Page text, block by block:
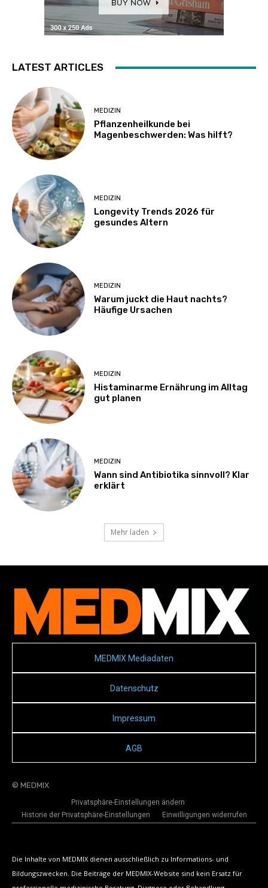
LATEST ARTICLES
MEDIZIN
Pflanzenheilkunde bei
Magenbeschwerden: Was hilft?
MEDIZIN
Longevity Trends 2026 für
gesundes Altern
MEDIZIN
Warum juckt die Haut nachts?
Häufige Ursachen
MEDIZIN
Histaminarme Ernährung im Alltag
gut planen
MEDIZIN
Wann sind Antibiotika sinnvoll? Klar
erklärt
Mehr laden
MEDMIX Mediadaten
Datenschutz
Impressum
AGB
© MEDMIX
Privatsphäre-Einstellungen ändern
Historie der Privatsphäre-Einstellungen
Einwilligungen widerrufen
Die Inhalte von MEDMIX dienen ausschließlich zu Informations- und
Bildungszwecken. Die Beiträge der MEDMIX-Website sind kein Ersatz für